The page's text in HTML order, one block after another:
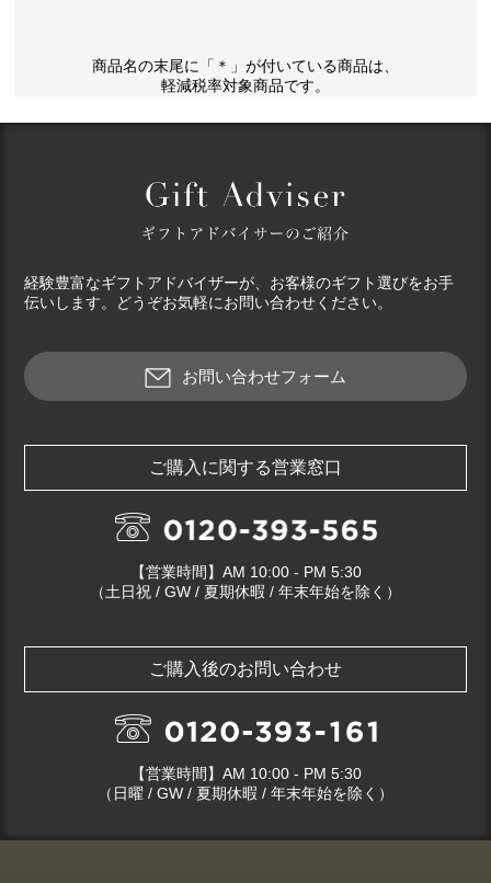
商品名の末尾に「＊」が付いている商品は、
軽減税率対象商品です。
経験豊富なギフトアドバイザーが、お客様のギフト選びをお手
伝いします。どうぞお気軽にお問い合わせください。
お問い合わせフォーム
ご購入に関する営業窓口
【営業時間】AM 10:00 - PM 5:30
（土日祝 / GW / 夏期休暇 / 年末年始を除く）
ご購入後のお問い合わせ
【営業時間】AM 10:00 - PM 5:30
（日曜 / GW / 夏期休暇 / 年末年始を除く）